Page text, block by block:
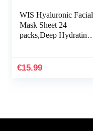
WIS Hyaluronic Facial
Mask Sheet 24
packs,Deep Hydrating
Mask for Dull Dry
€15.99